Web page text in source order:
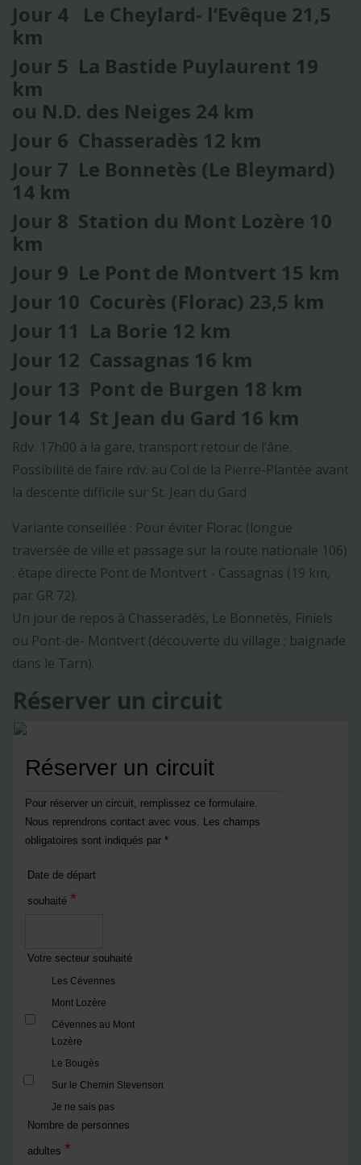
Jour 4 Le Cheylard- l’Evêque 21,5
km
Jour 5 La Bastide Puylaurent 19
km
ou N.D. des Neiges 24 km
Jour 6 Chasseradès 12 km
Jour 7 Le Bonnetès (Le Bleymard)
14 km
Jour 8 Station du Mont Lozère 10
km
Jour 9 Le Pont de Montvert 15 km
Jour 10 Cocurès (Florac) 23,5 km
Jour 11 La Borie 12 km
Jour 12 Cassagnas 16 km
Jour 13 Pont de Burgen 18 km
Jour 14 St Jean du Gard 16 km
Rdv. 17h00 à la gare, transport retour de l’âne.
Possibilité de faire rdv. au Col de la Pierre-Plantée avant
la descente difficile sur St. Jean du Gard
Variante conseillée : Pour éviter Florac (longue
traversée de ville et passage sur la route nationale 106)
: étape directe Pont de Montvert - Cassagnas (19 km,
par GR 72).
Un jour de repos à Chasseradès, Le Bonnetès, Finiels
ou Pont-de- Montvert (découverte du village ; baignade
dans le Tarn).
Réserver un circuit
Réserver un circuit
Pour réserver un circuit, remplissez ce formulaire.
Nous reprendrons contact avec vous. Les champs
obligatoires sont indiqués par *
Date de départ
souhaité *
Votre secteur souhaité
Les Cévennes
Mont Lozère
Cévennes au Mont
Lozère
Le Bougès
Sur le Chemin Stevenson
Je ne sais pas
Nombre de personnes
adultes *